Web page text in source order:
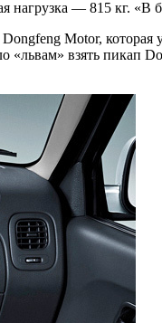
— 815 кг. «В
Motor,
взять пикап